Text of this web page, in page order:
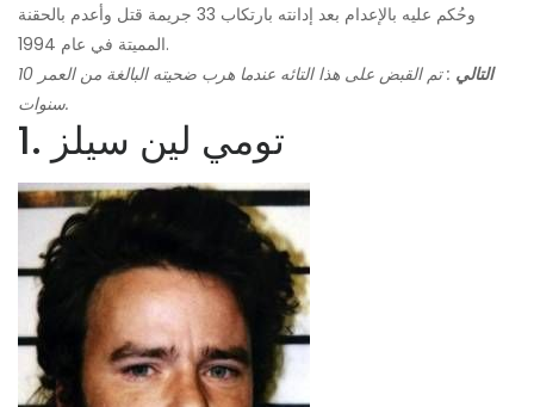
وحُكم عليه بالإعدام بعد إدانته بارتكاب 33 جريمة قتل وأعدم بالحقنة
المميتة في عام 1994.
التالي
: تم القبض على هذا التائه عندما هرب ضحيته البالغة من العمر 10
سنوات.
1. تومي لين سيلز